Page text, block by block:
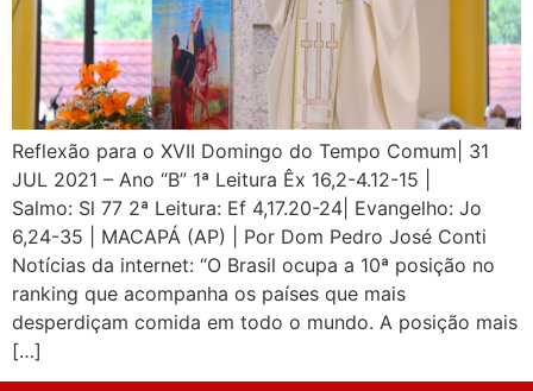
Reflexão para o XVII Domingo do Tempo Comum| 31
JUL 2021 – Ano “B” 1ª Leitura Êx 16,2-4.12-15 |
Salmo: Sl 77 2ª Leitura: Ef 4,17.20-24| Evangelho: Jo
6,24-35 | MACAPÁ (AP) | Por Dom Pedro José Conti
Notícias da internet: “O Brasil ocupa a 10ª posição no
ranking que acompanha os países que mais
desperdiçam comida em todo o mundo. A posição mais
[…]